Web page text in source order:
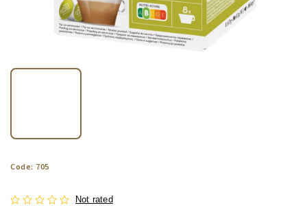
Code: 705
Not rated